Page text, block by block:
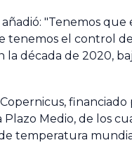
"Tenemos que
tenemos el control
la década de 2020,
financiado
Medio, de los
temperatura